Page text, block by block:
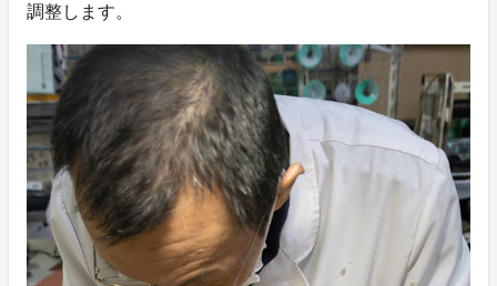
調整します。